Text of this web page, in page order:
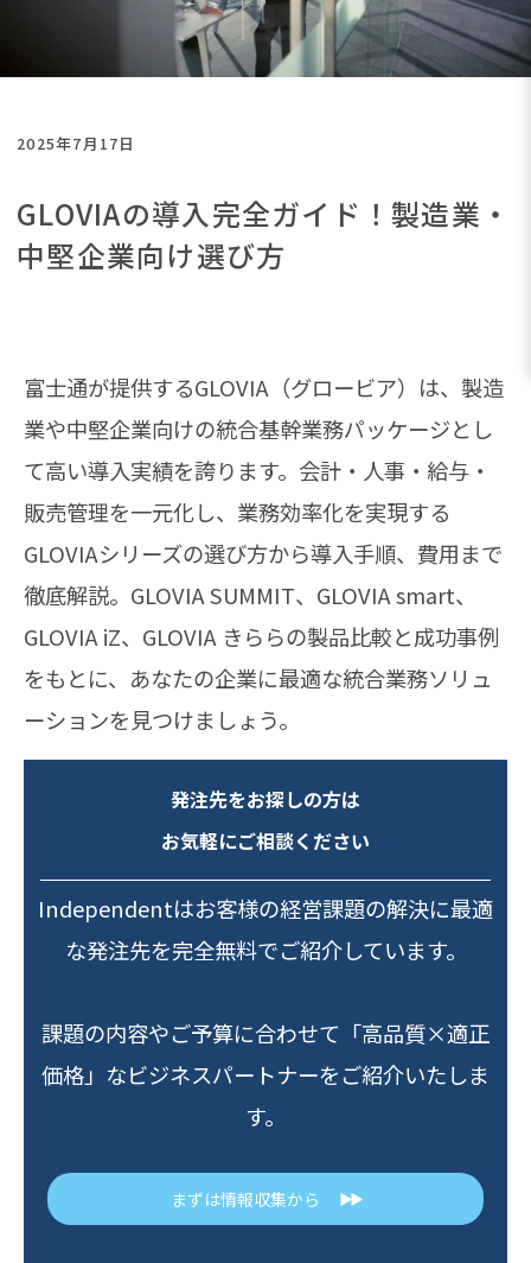
2025年7月17日
GLOVIAの導入完全ガイド！製造業・
中堅企業向け選び方
富士通が提供するGLOVIA（グロービア）は、製造
業や中堅企業向けの統合基幹業務パッケージとし
て高い導入実績を誇ります。会計・人事・給与・
販売管理を一元化し、業務効率化を実現する
GLOVIAシリーズの選び方から導入手順、費用まで
徹底解説。GLOVIA SUMMIT、GLOVIA smart、
GLOVIA iZ、GLOVIA きららの製品比較と成功事例
をもとに、あなたの企業に最適な統合業務ソリュ
ーションを見つけましょう。
発注先をお探しの方は
お気軽にご相談ください
Independentはお客様の経営課題の解決に最適
な発注先を完全無料でご紹介しています。
課題の内容やご予算に合わせて「高品質×適正
価格」なビジネスパートナーをご紹介いたしま
す。
まずは情報収集から ▶▶